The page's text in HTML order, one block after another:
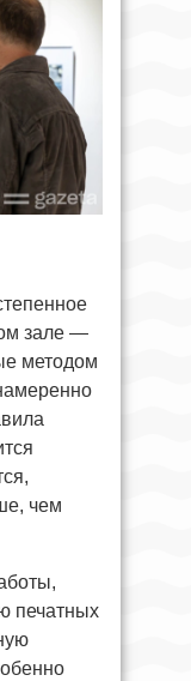
зале —
методом
чем
печатных